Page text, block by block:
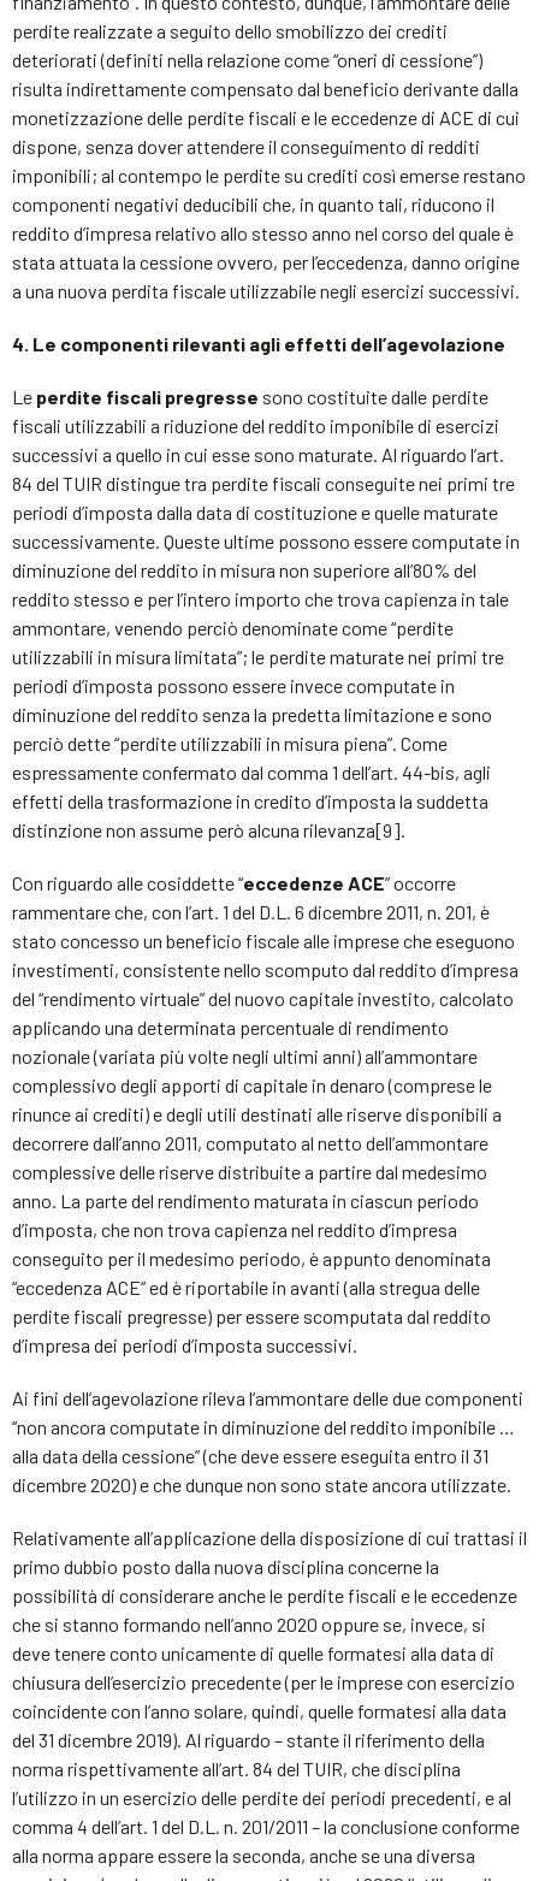
perdite realizzate a seguito dello smobilizzo dei crediti
deteriorati (definiti nella relazione come “oneri di cessione”)
risulta indirettamente compensato dal beneficio derivante dalla
monetizzazione delle perdite fiscali e le eccedenze di ACE di cui
dispone, senza dover attendere il conseguimento di redditi
imponibili; al contempo le perdite su crediti così emerse restano
componenti negativi deducibili che, in quanto tali, riducono il
reddito d’impresa relativo allo stesso anno nel corso del quale è
stata attuata la cessione ovvero, per l’eccedenza, danno origine
a una nuova perdita fiscale utilizzabile negli esercizi successivi.
4. Le componenti rilevanti agli effetti dell’agevolazione
Le perdite fiscali pregresse sono costituite dalle perdite
fiscali utilizzabili a riduzione del reddito imponibile di esercizi
successivi a quello in cui esse sono maturate. Al riguardo l’art.
84 del TUIR distingue tra perdite fiscali conseguite nei primi tre
periodi d’imposta dalla data di costituzione e quelle maturate
successivamente. Queste ultime possono essere computate in
diminuzione del reddito in misura non superiore all’80% del
reddito stesso e per l’intero importo che trova capienza in tale
ammontare, venendo perciò denominate come “perdite
utilizzabili in misura limitata”; le perdite maturate nei primi tre
periodi d’imposta possono essere invece computate in
diminuzione del reddito senza la predetta limitazione e sono
perciò dette “perdite utilizzabili in misura piena”. Come
espressamente confermato dal comma 1 dell’art. 44-bis, agli
effetti della trasformazione in credito d’imposta la suddetta
distinzione non assume però alcuna rilevanza[9].
Con riguardo alle cosiddette “eccedenze ACE” occorre
rammentare che, con l’art. 1 del D.L. 6 dicembre 2011, n. 201, è
stato concesso un beneficio fiscale alle imprese che eseguono
investimenti, consistente nello scomputo dal reddito d’impresa
del “rendimento virtuale” del nuovo capitale investito, calcolato
applicando una determinata percentuale di rendimento
nozionale (variata più volte negli ultimi anni) all’ammontare
complessivo degli apporti di capitale in denaro (comprese le
rinunce ai crediti) e degli utili destinati alle riserve disponibili a
decorrere dall’anno 2011, computato al netto dell’ammontare
complessive delle riserve distribuite a partire dal medesimo
anno. La parte del rendimento maturata in ciascun periodo
d’imposta, che non trova capienza nel reddito d’impresa
conseguito per il medesimo periodo, è appunto denominata
“eccedenza ACE” ed è riportabile in avanti (alla stregua delle
perdite fiscali pregresse) per essere scomputata dal reddito
d’impresa dei periodi d’imposta successivi.
Ai fini dell’agevolazione rileva l’ammontare delle due componenti
“non ancora computate in diminuzione del reddito imponibile …
alla data della cessione” (che deve essere eseguita entro il 31
dicembre 2020) e che dunque non sono state ancora utilizzate.
Relativamente all’applicazione della disposizione di cui trattasi il
primo dubbio posto dalla nuova disciplina concerne la
possibilità di considerare anche le perdite fiscali e le eccedenze
che si stanno formando nell’anno 2020 oppure se, invece, si
deve tenere conto unicamente di quelle formatesi alla data di
chiusura dell’esercizio precedente (per le imprese con esercizio
coincidente con l’anno solare, quindi, quelle formatesi alla data
del 31 dicembre 2019). Al riguardo – stante il riferimento della
norma rispettivamente all’art. 84 del TUIR, che disciplina
l’utilizzo in un esercizio delle perdite dei periodi precedenti, e al
comma 4 dell’art. 1 del D.L. n. 201/2011 – la conclusione conforme
alla norma appare essere la seconda, anche se una diversa